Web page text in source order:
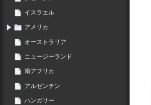
イスラエル
アメリカ
オーストラリア
ニュージーランド
南アフリカ
アルゼンチン
ハンガリー